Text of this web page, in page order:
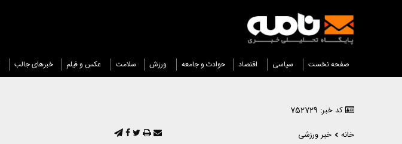
صفحه نخست سیاسی اقتصاد حوادث و جامعه ورزش سلامت عکس و فیلم خبرهای جالب
کد خبر: 752729
خانه
خبر ورزشی